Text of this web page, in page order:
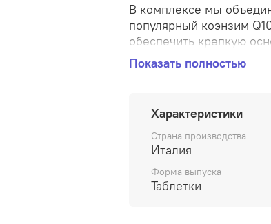
В комплексе мы
популярный коэнзим
обеспечить крепкую
Коэнзим Q10
кислот, необходимых
Показать полностью
Характеристики
Страна производства
Италия
Форма выпуска
Таблетки